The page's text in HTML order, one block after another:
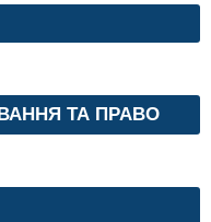
ТА ПРАВО